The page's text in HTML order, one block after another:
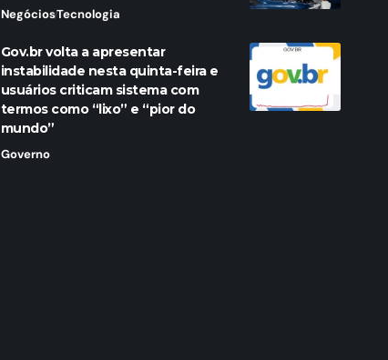
NegóciosTecnologia
Gov.br volta a apresentar
instabilidade nesta quinta-feira e
usuários criticam sistema com
termos como “lixo” e “pior do
mundo”
Governo